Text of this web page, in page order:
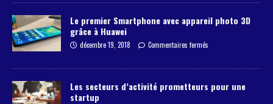
Le premier Smartphone avec appareil photo 3D
grâce à Huawei
décembre 19, 2018 Commentaires fermés
Les secteurs d’activité prometteurs pour une
startup